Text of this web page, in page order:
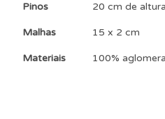
Pinos 20 cm de altura
Malhas 15 x 2 cm
Materiais 100%